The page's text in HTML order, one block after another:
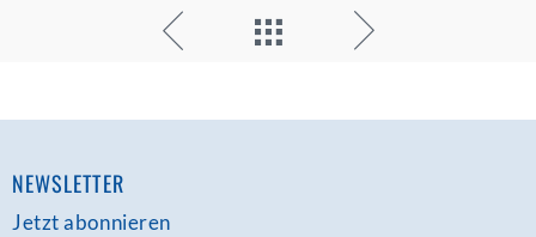
NEWSLETTER
Jetzt abonnieren